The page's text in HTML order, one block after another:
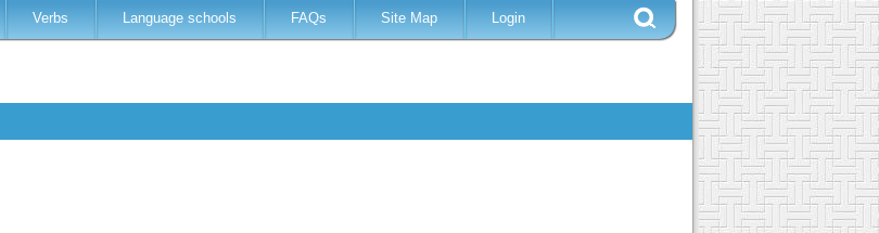
Verbs Language schools FAQs Site Map Login